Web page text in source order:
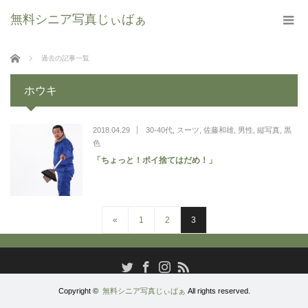
無料シニア写真じぃばぁ
ホーム 過去の記事一覧
ホウキ
2018.04.29 30-40代, スーツ 佐藤和雄, 男性 縦写真 黒
色
「ちょっと！ポイ捨てはだめ！」
« 1 2 3
TwitterFacebookInstagram
RSS
Copyright © 無料シニア写真じぃばぁ All rights reserved.